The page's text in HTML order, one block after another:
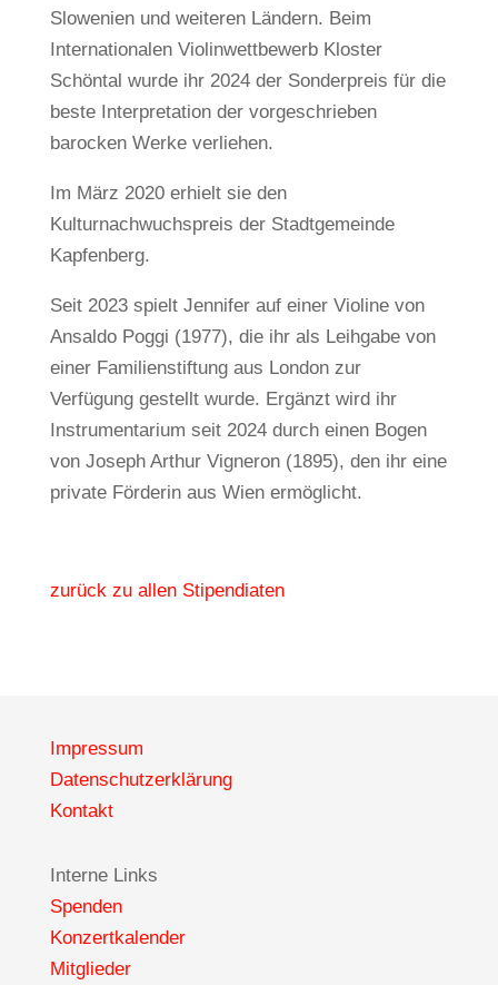
Slowenien und weiteren Ländern. Beim
Internationalen Violinwettbewerb Kloster
Schöntal wurde ihr 2024 der Sonderpreis für die
beste Interpretation der vorgeschrieben
barocken Werke verliehen.
Im März 2020 erhielt sie den
Kulturnachwuchspreis der Stadtgemeinde
Kapfenberg.
Seit 2023 spielt Jennifer auf einer Violine von
Ansaldo Poggi (1977), die ihr als Leihgabe von
einer Familienstiftung aus London zur
Verfügung gestellt wurde. Ergänzt wird ihr
Instrumentarium seit 2024 durch einen Bogen
von Joseph Arthur Vigneron (1895), den ihr eine
private Förderin aus Wien ermöglicht.
zurück zu allen Stipendiaten
Impressum
Datenschutzerklärung
Kontakt
Interne Links
Spenden
Konzertkalender
Mitglieder